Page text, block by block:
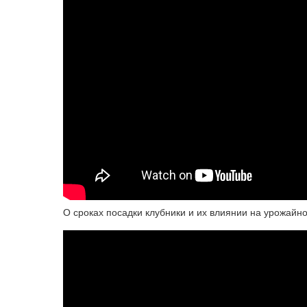
О сроках посадки клубники и их влиянии на